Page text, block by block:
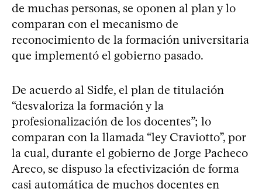
de muchas personas, se oponen al plan y lo
comparan con el mecanismo de
reconocimiento de la formación universitaria
que implementó el gobierno pasado.
De acuerdo al Sidfe, el plan de titulación
“desvaloriza la formación y la
profesionalización de los docentes”; lo
comparan con la llamada “ley Craviotto”, por
la cual, durante el gobierno de Jorge Pacheco
Areco, se dispuso la efectivización de forma
casi automática de muchos docentes en